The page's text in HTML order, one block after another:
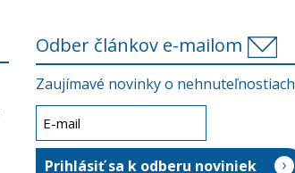
Odber článkov e-mailom
Zaujímavé novinky o nehnuteľnostiach